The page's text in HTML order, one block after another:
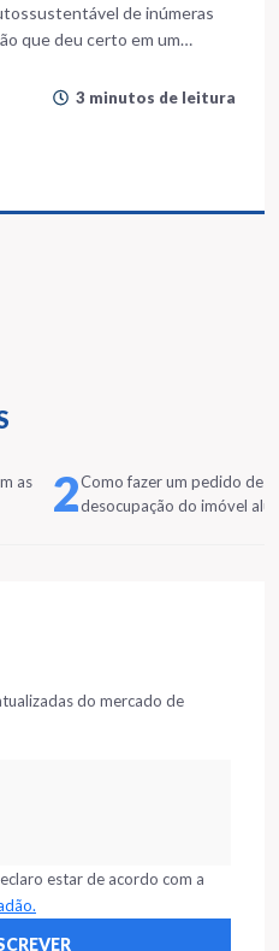
as
2Como fazer um pedido de
desocupação do imóvel
do mercado de
estar de acordo com a
de inúmeras
que deu certo em um
3 minutos de leitura